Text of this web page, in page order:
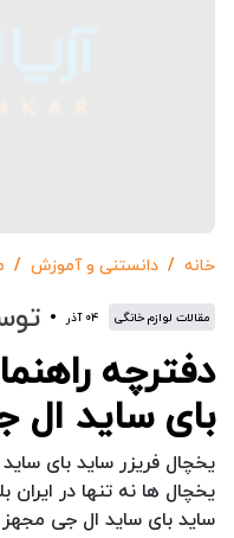
خانه دانستنی و آموزش
مقالات لوازم خانگی ۰۴ آذر
دفترچه
بای ساید ال
یخچال فریزر ساید بای
یخچال ها نه تنها در
ساید بای ساید ال جی